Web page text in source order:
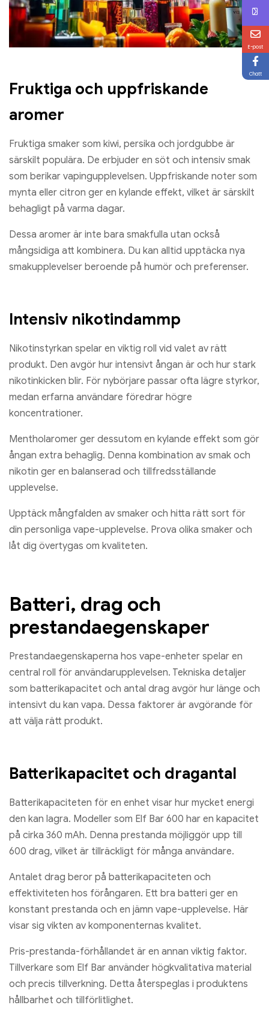
Fruktiga och uppfriskande
aromer
Fruktiga smaker som kiwi, persika och jordgubbe är
särskilt populära. De erbjuder en söt och intensiv smak
som berikar vapingupplevelsen. Uppfriskande noter som
mynta eller citron ger en kylande effekt, vilket är särskilt
behagligt på varma dagar.
Dessa aromer är inte bara smakfulla utan också
mångsidiga att kombinera. Du kan alltid upptäcka nya
smakupplevelser beroende på humör och preferenser.
Intensiv nikotindammp
Nikotinstyrkan spelar en viktig roll vid valet av rätt
produkt. Den avgör hur intensivt ångan är och hur stark
nikotinkicken blir. För nybörjare passar ofta lägre styrkor,
medan erfarna användare föredrar högre
koncentrationer.
Mentholaromer ger dessutom en kylande effekt som gör
ångan extra behaglig. Denna kombination av smak och
nikotin ger en balanserad och tillfredsställande
upplevelse.
Upptäck mångfalden av smaker och hitta rätt sort för
din personliga vape-upplevelse. Prova olika smaker och
låt dig övertygas om kvaliteten.
Batteri, drag och
prestandaegenskaper
Prestandaegenskaperna hos vape-enheter spelar en
central roll för användarupplevelsen. Tekniska detaljer
som batterikapacitet och antal drag avgör hur länge och
intensivt du kan vapa. Dessa faktorer är avgörande för
att välja rätt produkt.
Batterikapacitet och dragantal
Batterikapaciteten för en enhet visar hur mycket energi
den kan lagra. Modeller som Elf Bar 600 har en kapacitet
på cirka 360 mAh. Denna prestanda möjliggör upp till
600 drag, vilket är tillräckligt för många användare.
Antalet drag beror på batterikapaciteten och
effektiviteten hos förångaren. Ett bra batteri ger en
konstant prestanda och en jämn vape-upplevelse. Här
visar sig vikten av komponenternas kvalitet.
Pris-prestanda-förhållandet är en annan viktig faktor.
Tillverkare som Elf Bar använder högkvalitativa material
och precis tillverkning. Detta återspeglas i produktens
hållbarhet och tillförlitlighet.
E-post
Chatt